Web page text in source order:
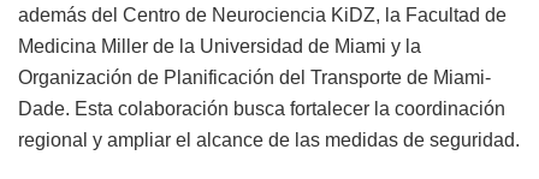
además del Centro de Neurociencia KiDZ, la Facultad de
Medicina Miller de la Universidad de Miami y la
Organización de Planificación del Transporte de Miami-
Dade. Esta colaboración busca fortalecer la coordinación
regional y ampliar el alcance de las medidas de seguridad.